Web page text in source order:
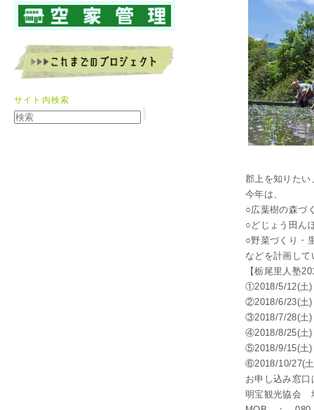
郡上を知りたい
今年は、
○広葉樹の森づ
○どじょう田ん
○野菜づくり・
などを計画し
【栃尾里人塾
①2018/5/12(土
②2018/6/23(土)
③2018/7/28(土)
④2018/8/25(土)
⑤2018/9/15(土
⑥2018/10/27(
お申し込み窓
明宝観光協会
サイト内検索